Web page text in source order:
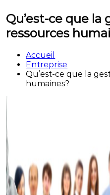
Qu’est-ce que la
ressources
Accueil
Entreprise
Qu’est-ce que la
humaines?